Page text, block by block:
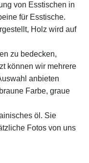
von Esstischen in
für Esstische.
Holz wird auf
zu bedecken,
können wir mehrere
anbieten
Farbe, graue
öl. Sie
Fotos von uns